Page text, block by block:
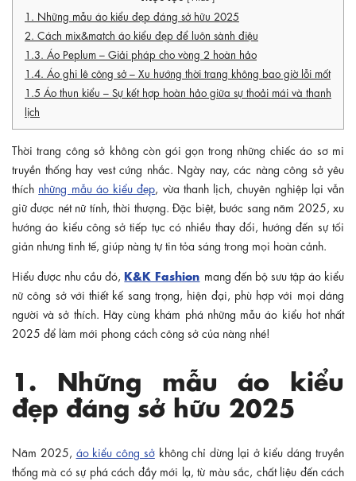
1. Những mẫu áo kiểu đẹp đáng sở hữu 2025
2. Cách mix&match áo kiểu đẹp để luôn sành điệu
1.3. Áo Peplum – Giải pháp cho vòng 2 hoàn hảo
1.4. Áo ghi lê công sở – Xu hướng thời trang không bao giờ lỗi mốt
1.5 Áo thun kiểu – Sự kết hợp hoàn hảo giữa sự thoải mái và thanh
lịch
Thời trang công sở không còn gói gọn trong những chiếc áo sơ mi
truyền thống hay vest cứng nhắc. Ngày nay, các nàng công sở yêu
thích những mẫu áo kiểu đẹp , vừa thanh lịch, chuyên nghiệp lại vẫn
giữ được nét nữ tính, thời thượng. Đặc biệt, bước sang năm 2025, xu
hướng áo kiểu công sở tiếp tục có nhiều thay đổi, hướng đến sự tối
giản nhưng tinh tế, giúp nàng tự tin tỏa sáng trong mọi hoàn cảnh.
Hiểu được nhu cầu đó,K&K Fashion mang đến bộ sưu tập áo kiểu
nữ công sở với thiết kế sang trọng, hiện đại, phù hợp với mọi dáng
người và sở thích. Hãy cùng khám phá những mẫu áo kiểu hot nhất
2025 để làm mới phong cách công sở của nàng nhé!
1. Những mẫu áo kiểu
đẹp đáng sở hữu 2025
Năm 2025, áo kiểu công sở không chỉ dừng lại ở kiểu dáng truyền
thống mà có sự phá cách đầy mới lạ, từ màu sắc, chất liệu đến cách